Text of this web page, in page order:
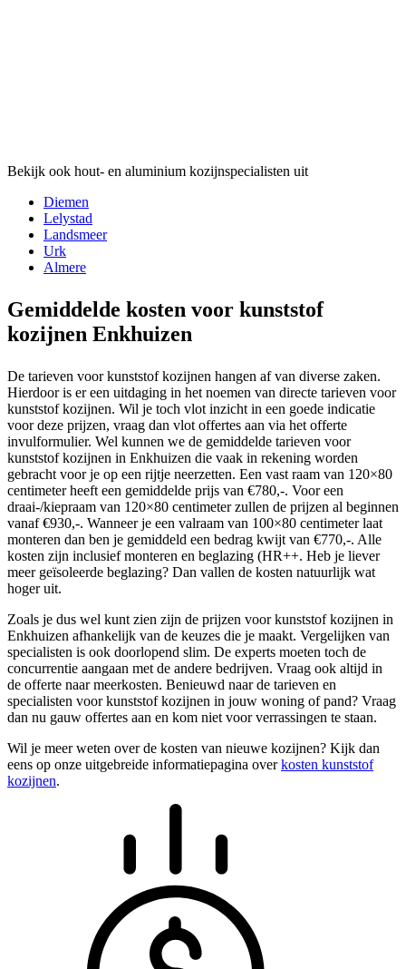
Bekijk ook hout- en aluminium kozijnspecialisten uit
Diemen
Lelystad
Landsmeer
Urk
Almere
Gemiddelde kosten voor kunststof
kozijnen Enkhuizen
De tarieven voor kunststof kozijnen hangen af van diverse zaken.
Hierdoor is er een uitdaging in het noemen van directe tarieven voor
kunststof kozijnen. Wil je toch vlot inzicht in een goede indicatie
voor deze prijzen, vraag dan vlot offertes aan via het offerte
invulformulier. Wel kunnen we de gemiddelde tarieven voor
kunststof kozijnen in Enkhuizen die vaak in rekening worden
gebracht voor je op een rijtje neerzetten. Een vast raam van 120×80
centimeter heeft een gemiddelde prijs van €780,-. Voor een
draai-/kiepraam van 120×80 centimeter zullen de prijzen al beginnen
vanaf €930,-. Wanneer je een valraam van 100×80 centimeter laat
monteren dan ben je gemiddeld een bedrag kwijt van €770,-. Alle
kosten zijn inclusief monteren en beglazing (HR++. Heb je liever
meer geïsoleerde beglazing? Dan vallen de kosten natuurlijk wat
hoger uit.
Zoals je dus wel kunt zien zijn de prijzen voor kunststof kozijnen in
Enkhuizen afhankelijk van de keuzes die je maakt. Vergelijken van
specialisten is ook doorlopend slim. De experts moeten toch de
concurrentie aangaan met de andere bedrijven. Vraag ook altijd in
de offerte naar meerkosten. Benieuwd naar de tarieven en
specialisten voor kunststof kozijnen in jouw woning of pand? Vraag
dan nu gauw offertes aan en kom niet voor verrassingen te staan.
Wil je meer weten over de kosten van nieuwe kozijnen? Kijk dan
eens op onze uitgebreide informatiepagina overkosten kunststof
kozijnen.